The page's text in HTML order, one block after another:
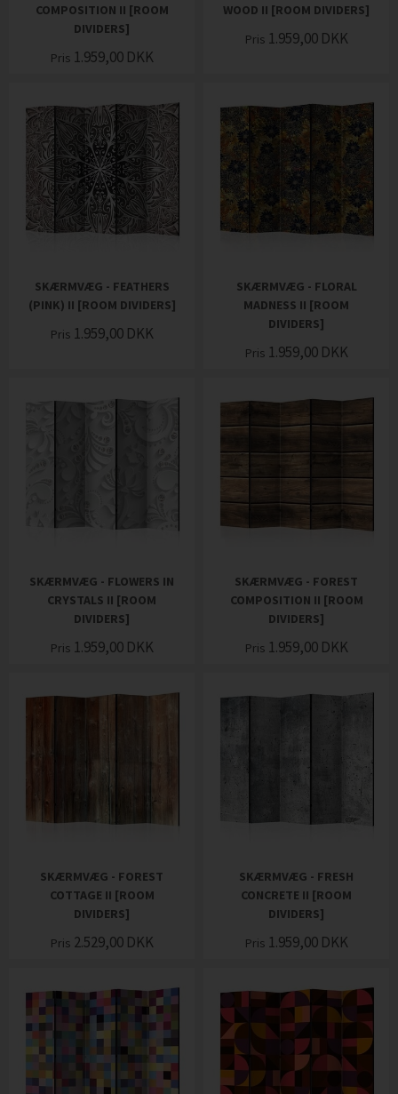
COMPOSITION II [ROOM
DIVIDERS]
Pris 1.959,00 DKK
WOOD II [ROOM DIVIDERS]
Pris 1.959,00 DKK
SKÆRMVÆG - FEATHERS
(PINK) II [ROOM DIVIDERS]
Pris 1.959,00 DKK
SKÆRMVÆG - FLORAL
MADNESS II [ROOM
DIVIDERS]
Pris 1.959,00 DKK
SKÆRMVÆG - FLOWERS IN
CRYSTALS II [ROOM
DIVIDERS]
Pris 1.959,00 DKK
SKÆRMVÆG - FOREST
COMPOSITION II [ROOM
DIVIDERS]
Pris 1.959,00 DKK
SKÆRMVÆG - FOREST
COTTAGE II [ROOM
DIVIDERS]
Pris 2.529,00 DKK
SKÆRMVÆG - FRESH
CONCRETE II [ROOM
DIVIDERS]
Pris 1.959,00 DKK